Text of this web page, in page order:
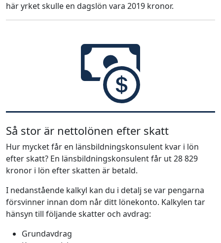
här yrket skulle en dagslön vara 2019 kronor.
Så stor är nettolönen efter skatt
Hur mycket får en länsbildningskonsulent kvar i lön
efter skatt? En länsbildningskonsulent får ut 28 829
kronor i lön efter skatten är betald.
I nedanstående kalkyl kan du i detalj se var pengarna
försvinner innan dom når ditt lönekonto. Kalkylen tar
hänsyn till följande skatter och avdrag:
Grundavdrag